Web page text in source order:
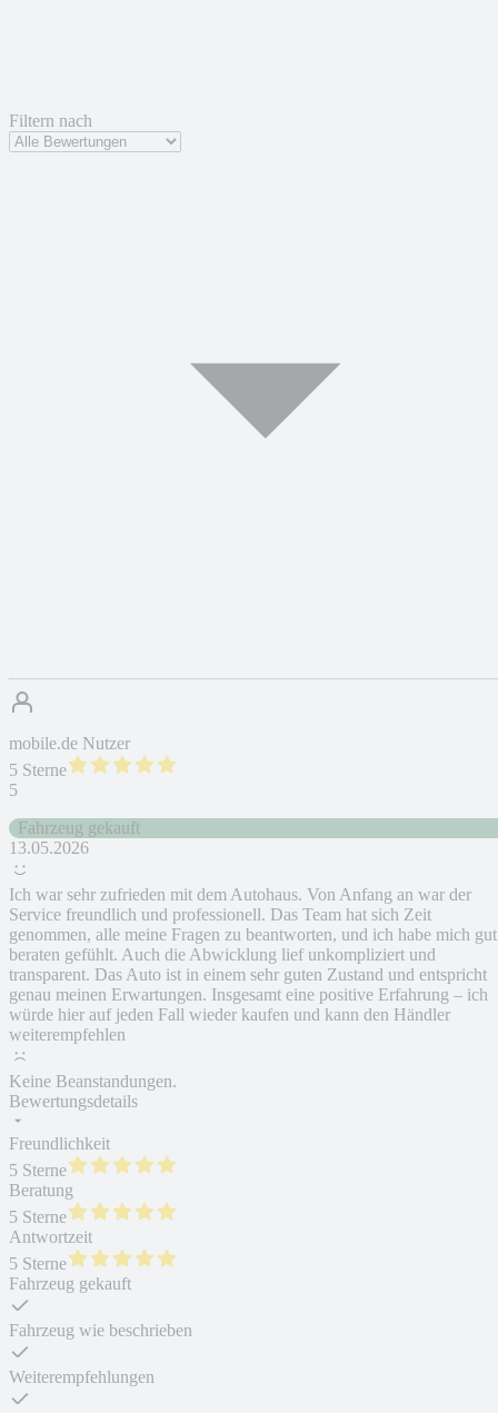
Filtern nach
mobile.de Nutzer
5 Sterne
5
Fahrzeug gekauft
13.05.2026
Ich war sehr zufrieden mit dem Autohaus. Von Anfang an war der
Service freundlich und professionell. Das Team hat sich Zeit
genommen, alle meine Fragen zu beantworten, und ich habe mich gut
beraten gefühlt. Auch die Abwicklung lief unkompliziert und
transparent. Das Auto ist in einem sehr guten Zustand und entspricht
genau meinen Erwartungen. Insgesamt eine positive Erfahrung – ich
würde hier auf jeden Fall wieder kaufen und kann den Händler
weiterempfehlen
Keine Beanstandungen.
Bewertungsdetails
Freundlichkeit
5 Sterne
Beratung
5 Sterne
Antwortzeit
5 Sterne
Fahrzeug gekauft
Fahrzeug wie beschrieben
Weiterempfehlungen